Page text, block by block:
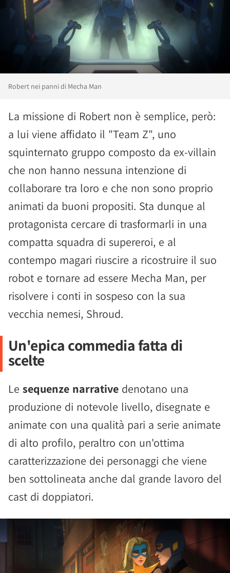
Robert nei panni di Mecha Man
La missione di Robert non è semplice, però:
a lui viene affidato il "Team Z", uno
squinternato gruppo composto da ex-villain
che non hanno nessuna intenzione di
collaborare tra loro e che non sono proprio
animati da buoni propositi. Sta dunque al
protagonista cercare di trasformarli in una
compatta squadra di supereroi, e al
contempo magari riuscire a ricostruire il suo
robot e tornare ad essere Mecha Man, per
risolvere i conti in sospeso con la sua
vecchia nemesi, Shroud.
Un'epica commedia fatta di
scelte
Le sequenze narrative denotano una
produzione di notevole livello, disegnate e
animate con una qualità pari a serie animate
di alto profilo, peraltro con un'ottima
caratterizzazione dei personaggi che viene
ben sottolineata anche dal grande lavoro del
cast di doppiatori.